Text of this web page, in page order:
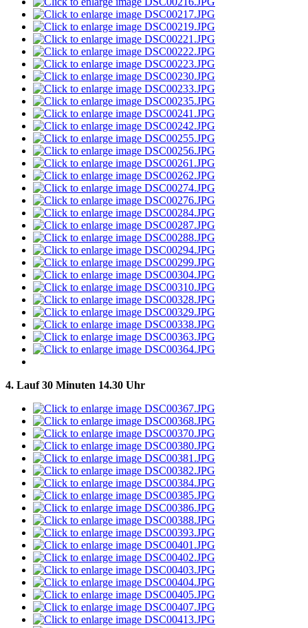
4. Lauf 30 Minuten 14.30 Uhr